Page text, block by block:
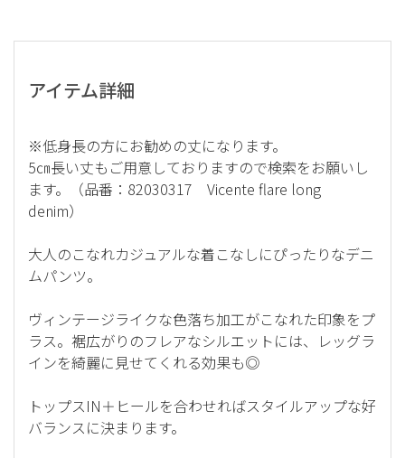
アイテム詳細
※低身長の方にお勧めの丈になります。
5㎝長い丈もご用意しておりますので検索をお願いし
ます。（品番：82030317 Vicente flare long
denim）
大人のこなれカジュアルな着こなしにぴったりなデニ
ムパンツ。
ヴィンテージライクな色落ち加工がこなれた印象をプ
ラス。裾広がりのフレアなシルエットには、レッグラ
インを綺麗に見せてくれる効果も◎
トップスIN＋ヒールを合わせればスタイルアップな好
バランスに決まります。